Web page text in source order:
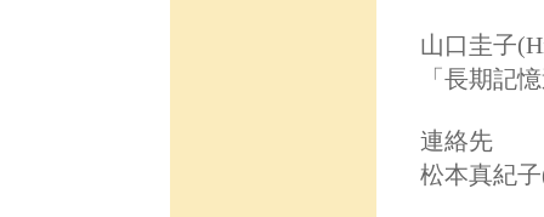
山口圭子
「長期記
連絡先
松本真紀子